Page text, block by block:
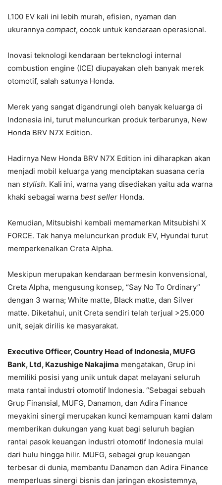
L100 EV kali ini lebih murah, efisien, nyaman dan
ukurannya compact, cocok untuk kendaraan operasional.
Inovasi teknologi kendaraan berteknologi internal
combustion engine (ICE) diupayakan oleh banyak merek
otomotif, salah satunya Honda.
Merek yang sangat digandrungi oleh banyak keluarga di
Indonesia ini, turut meluncurkan produk terbarunya, New
Honda BRV N7X Edition.
Hadirnya New Honda BRV N7X Edition ini diharapkan akan
menjadi mobil keluarga yang menciptakan suasana ceria
nan stylish. Kali ini, warna yang disediakan yaitu ada warna
khaki sebagai warna best seller Honda.
Kemudian, Mitsubishi kembali memamerkan Mitsubishi X
FORCE. Tak hanya meluncurkan produk EV, Hyundai turut
memperkenalkan Creta Alpha.
Meskipun merupakan kendaraan bermesin konvensional,
Creta Alpha, mengusung konsep, “Say No To Ordinary”
dengan 3 warna; White matte, Black matte, dan Silver
matte. Diketahui, unit Creta sendiri telah terjual >25.000
unit, sejak dirilis ke masyarakat.
Executive Officer, Country Head of Indonesia, MUFG
Bank, Ltd, Kazushige Nakajima mengatakan, Grup ini
memiliki posisi yang unik untuk dapat melayani seluruh
mata rantai industri otomotif Indonesia. “Sebagai sebuah
Grup Finansial, MUFG, Danamon, dan Adira Finance
meyakini sinergi merupakan kunci kemampuan kami dalam
memberikan dukungan yang kuat bagi seluruh bagian
rantai pasok keuangan industri otomotif Indonesia mulai
dari hulu hingga hilir. MUFG, sebagai grup keuangan
terbesar di dunia, membantu Danamon dan Adira Finance
memperluas sinergi bisnis dan jaringan ekosistemnya,